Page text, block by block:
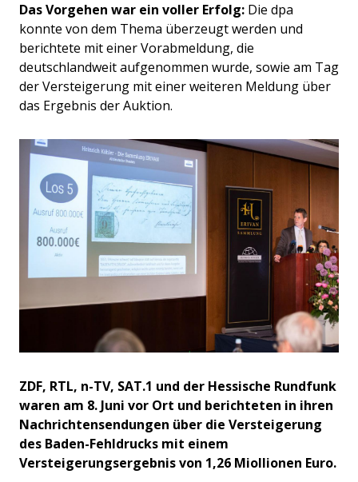
Das Vorgehen war ein voller Erfolg: Die dpa
konnte von dem Thema überzeugt werden und
berichtete mit einer Vorabmeldung, die
deutschlandweit aufgenommen wurde, sowie am Tag
der Versteigerung mit einer weiteren Meldung über
das Ergebnis der Auktion.
ZDF, RTL, n-TV, SAT.1 und der Hessische Rundfunk
waren am 8. Juni vor Ort und berichteten in ihren
Nachrichtensendungen über die Versteigerung
des Baden-Fehldrucks mit einem
Versteigerungsergebnis von 1,26 Miollionen Euro.